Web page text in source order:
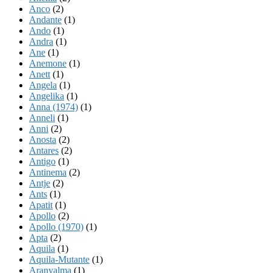
Anco (2)
Andante (1)
Ando (1)
Andra (1)
Ane (1)
Anemone (1)
Anett (1)
Angela (1)
Angelika (1)
Anna (1974) (1)
Anneli (1)
Anni (2)
Anosta (2)
Antares (2)
Antigo (1)
Antinema (2)
Antje (2)
Ants (1)
Apatit (1)
Apollo (2)
Apollo (1970) (1)
Apta (2)
Aquila (1)
Aquila-Mutante (1)
Aranyalma (1)